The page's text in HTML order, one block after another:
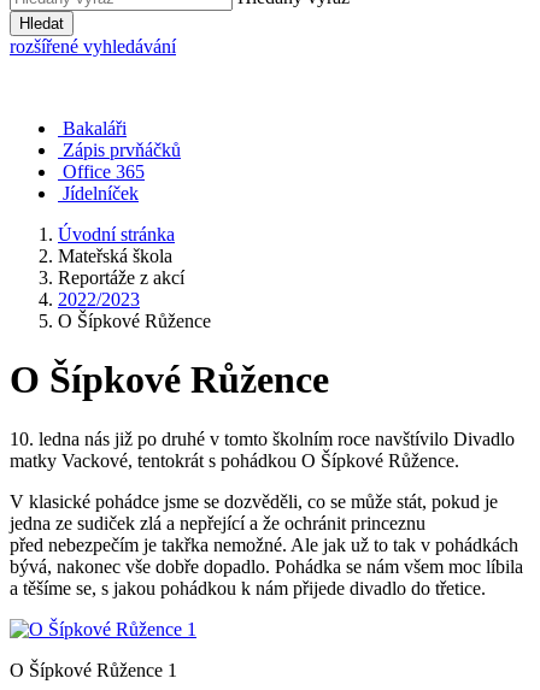
Hledat
rozšířené vyhledávání
Bakaláři
Zápis prvňáčků
Office 365
Jídelníček
Úvodní stránka
Mateřská škola
Reportáže z akcí
2022/2023
O Šípkové Růžence
O Šípkové Růžence
10. ledna nás již po druhé v tomto školním roce navštívilo Divadlo
matky Vackové, tentokrát s pohádkou O Šípkové Růžence.
V klasické pohádce jsme se dozvěděli, co se může stát, pokud je
jedna ze sudiček zlá a nepřející a že ochránit princeznu
před nebezpečím je takřka nemožné. Ale jak už to tak v pohádkách
bývá, nakonec vše dobře dopadlo. Pohádka se nám všem moc líbila
a těšíme se, s jakou pohádkou k nám přijede divadlo do třetice.
O Šípkové Růžence 1